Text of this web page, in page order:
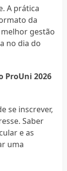
A prática
da
gestão
no dia do
ProUni 2026
se inscrever,
Saber
e as
uma